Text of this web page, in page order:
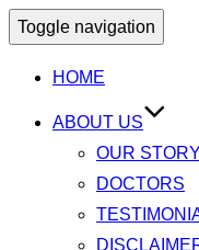
Toggle navigation
HOME
ABOUT US
OUR STORY
DOCTORS